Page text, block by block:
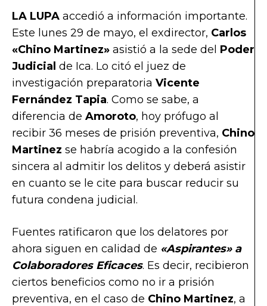
LA LUPA accedió a información importante.
Este lunes 29 de mayo, el exdirector, Carlos
«Chino Martinez» asistió a la sede del Poder
Judicial de Ica. Lo citó el juez de
investigación preparatoria Vicente
Fernández Tapia. Como se sabe, a
diferencia de Amoroto, hoy prófugo al
recibir 36 meses de prisión preventiva, Chino
Martinez se habría acogido a la confesión
sincera al admitir los delitos y deberá asistir
en cuanto se le cite para buscar reducir su
futura condena judicial.
Fuentes ratificaron que los delatores por
ahora siguen en calidad de «Aspirantes» a
Colaboradores Eficaces. Es decir, recibieron
ciertos beneficios como no ir a prisión
preventiva, en el caso de Chino Martinez, a